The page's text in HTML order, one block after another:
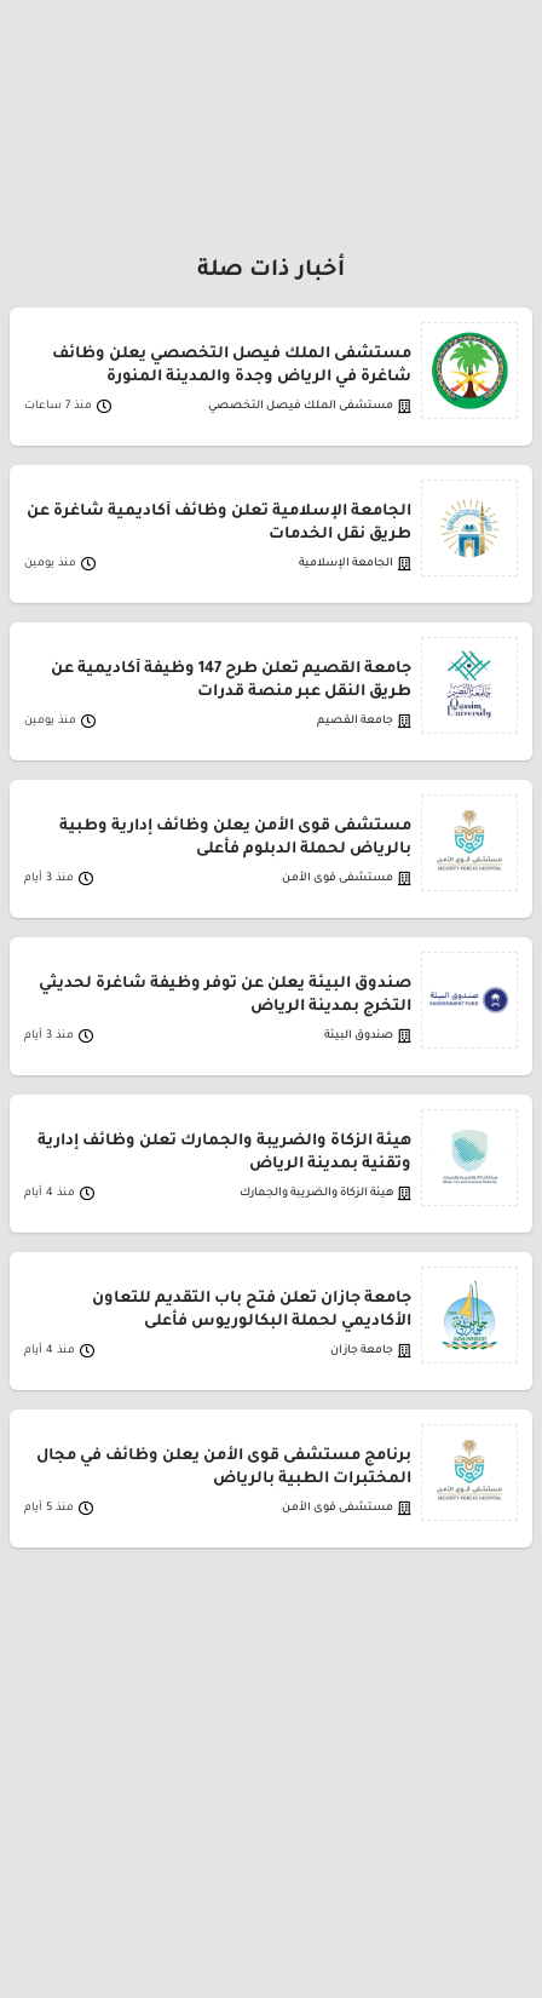
أخبار ذات صلة
مستشفى الملك فيصل التخصصي يعلن وظائف
شاغرة في الرياض وجدة والمدينة المنورة
مستشفى الملك فيصل التخصصي منذ 7 ساعات
الجامعة الإسلامية تعلن وظائف أكاديمية شاغرة عن
طريق نقل الخدمات
الجامعة الإسلامية منذ يومين
جامعة القصيم تعلن طرح 147 وظيفة أكاديمية عن
طريق النقل عبر منصة قدرات
جامعة القصيم منذ يومين
مستشفى قوى الأمن يعلن وظائف إدارية وطبية
بالرياض لحملة الدبلوم فأعلى
مستشفى قوى الأمن منذ 3 أيام
صندوق البيئة يعلن عن توفر وظيفة شاغرة لحديثي
التخرج بمدينة الرياض
صندوق البيئة منذ 3 أيام
هيئة الزكاة والضريبة والجمارك تعلن وظائف إدارية
وتقنية بمدينة الرياض
هيئة الزكاة والضريبة والجمارك منذ 4 أيام
جامعة جازان تعلن فتح باب التقديم للتعاون
الأكاديمي لحملة البكالوريوس فأعلى
جامعة جازان منذ 4 أيام
برنامج مستشفى قوى الأمن يعلن وظائف في مجال
المختبرات الطبية بالرياض
مستشفى قوى الأمن منذ 5 أيام